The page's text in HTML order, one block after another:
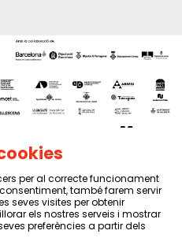
de privacitat | Contactar
per al correcte funcionament
també farem servir
seves visites per obtenir
els nostres serveis i mostrar
preferències a partir dels